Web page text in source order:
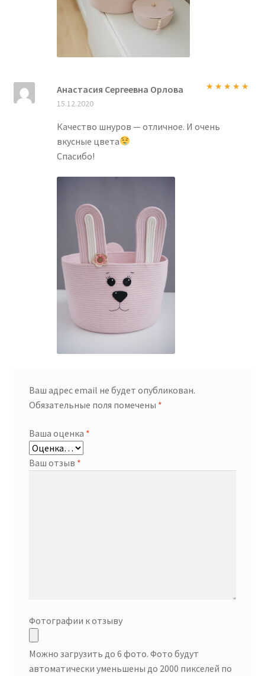
Анастасия Сергеевна Орлова
15.12.2020
Качество шнуров — отличное. И очень
вкусные цвета
Спасибо!
Ваш адрес email не будет опубликован.
Обязательные поля помечены *
Ваша оценка *
Ваш отзыв *
Фотографии к отзыву
Можно загрузить до 6 фото. Фото будут
автоматически уменьшены до 2000 пикселей по